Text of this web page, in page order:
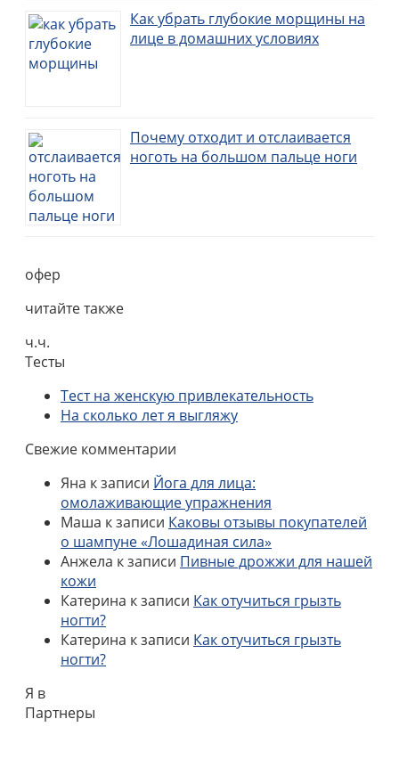
Как убрать глубокие морщины на
лице в домашних условиях
Почему отходит и отслаивается
ноготь на большом пальце ноги
офер
читайте также
ч.ч.
Тесты
Тест на женскую привлекательность
На сколько лет я выгляжу
Свежие комментарии
Яна к записи Йога для лица:
омолаживающие упражнения
Маша к записи Каковы отзывы покупателей
о шампуне «Лошадиная сила»
Анжела к записи Пивные дрожжи для нашей
кожи
Катерина к записи Как отучиться грызть
ногти?
Катерина к записи Как отучиться грызть
ногти?
Я в
Партнеры